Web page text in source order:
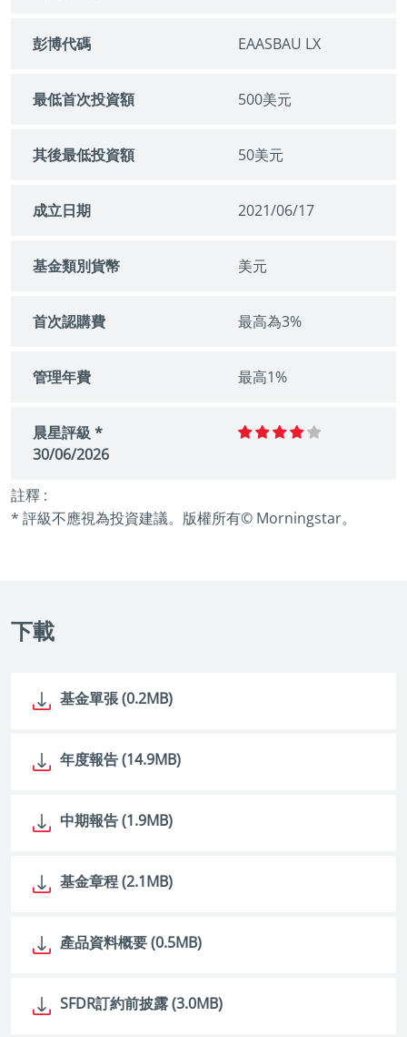
彭博代碼 EAASBAU LX
最低首次投資額 500美元
其後最低投資額 50美元
成立日期 2021/06/17
基金類別貨幣 美元
首次認購費 最高為3%
管理年費 最高1%
晨星評級 *
30/06/2026
註釋 :
* 評級不應視為投資建議。版權所有© Morningstar。
下載
基金單張 (0.2MB)
年度報告 (14.9MB)
中期報告 (1.9MB)
基金章程 (2.1MB)
產品資料概要 (0.5MB)
SFDR訂約前披露 (3.0MB)